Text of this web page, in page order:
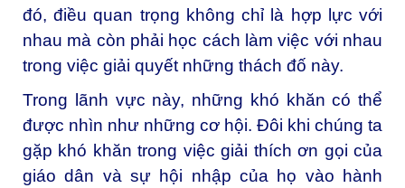
đó, điều quan trọng không chỉ là hợp lực với
nhau mà còn phải học cách làm việc với nhau
trong việc giải quyết những thách đố này.
Trong lãnh vực này, những khó khăn có thể
được nhìn như những cơ hội. Đôi khi chúng ta
gặp khó khăn trong việc giải thích ơn gọi của
giáo dân và sự hội nhập của họ vào hành